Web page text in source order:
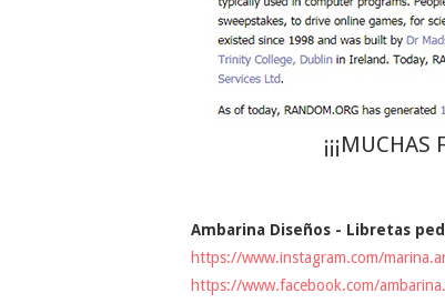
Ambarina Diseños - Libretas
https://www.instagram.com/
https://www.facebook.com/